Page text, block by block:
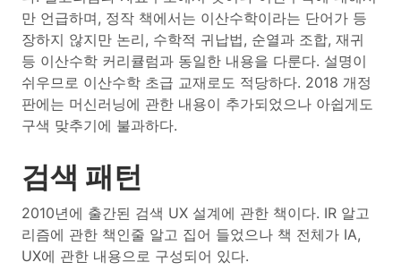
만 언급하며, 정작 책에서는 이산수학이라는 단어가 등
장하지 않지만 논리, 수학적 귀납법, 순열과 조합, 재귀
등 이산수학 커리큘럼과 동일한 내용을 다룬다. 설명이
쉬우므로 이산수학 초급 교재로도 적당하다. 2018 개정
판에는 머신러닝에 관한 내용이 추가되었으나 아쉽게도
구색 맞추기에 불과하다.
검색 패턴
2010년에 출간된 검색 UX 설계에 관한 책이다. IR 알고
리즘에 관한 책인줄 알고 집어 들었으나 책 전체가 IA,
UX에 관한 내용으로 구성되어 있다.